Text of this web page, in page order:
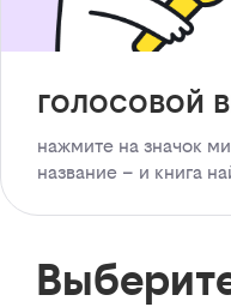
голосовой
нажмите на значок
название – и книга